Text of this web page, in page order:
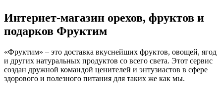
Интернет-магазин орехов, фруктов и
подарков Фруктим
«Фруктим» – это доставка вкуснейших фруктов, овощей, ягод
и других натуральных продуктов со всего света. Этот сервис
создан дружной командой ценителей и энтузиастов в сфере
здорового и полезного питания для таких же как мы.